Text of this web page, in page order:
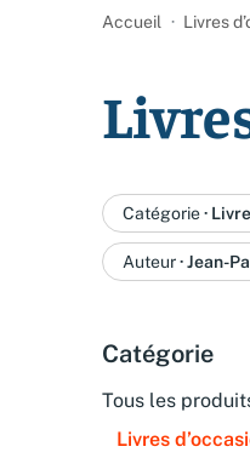
Accueil Livres
Catégorie·
Auteur·Jean-
Catégorie
Tous les
Livres